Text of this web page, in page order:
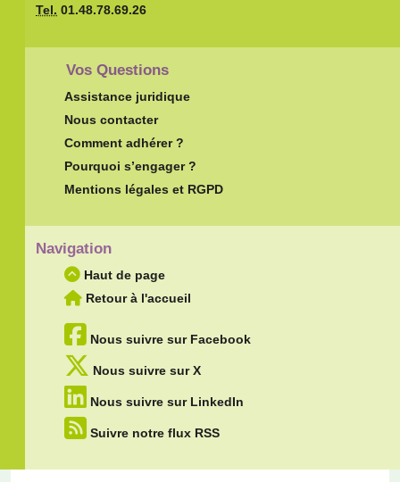
Tel. 01.48.78.69.26
Vos Questions
Assistance juridique
Nous contacter
Comment adhérer ?
Pourquoi s’engager ?
Mentions légales et RGPD
Navigation
Haut de page
Retour à l'accueil
Nous suivre sur Facebook
Nous suivre sur X
Nous suivre sur LinkedIn
Suivre notre flux RSS